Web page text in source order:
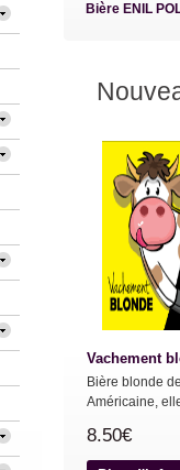
Bière ENIL
Vachement
Bière blonde
Américaine,
8.50€